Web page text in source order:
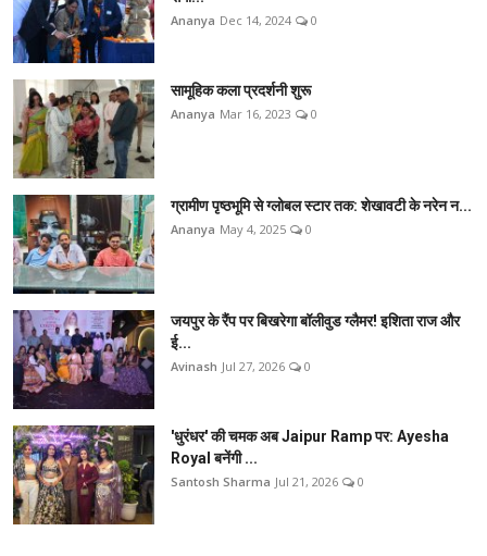
Ananya Dec 14, 2024 0
सामूहिक कला प्रदर्शनी शुरू
Ananya Mar 16, 2023 0
ग्रामीण पृष्ठभूमि से ग्लोबल स्टार तक: शेखावटी के नरेन न...
Ananya May 4, 2025 0
जयपुर के रैंप पर बिखरेगा बॉलीवुड ग्लैमर! इशिता राज और
ई...
Avinash Jul 27, 2026 0
'धुरंधर' की चमक अब Jaipur Ramp पर: Ayesha
Royal बनेंगी ...
Santosh Sharma Jul 21, 2026 0